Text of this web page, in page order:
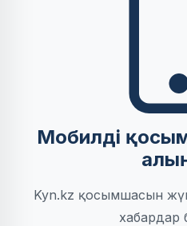
Мобилді
Kyn.kz қосымшасын
хабардар